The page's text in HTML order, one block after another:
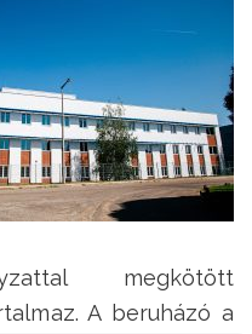
megkötött
A beruházó a